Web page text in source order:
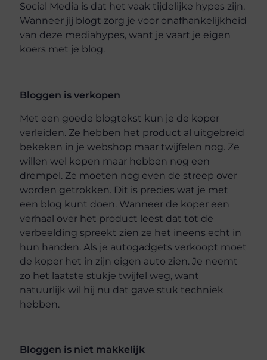
Social Media is dat het vaak tijdelijke hypes zijn.
Wanneer jij blogt zorg je voor onafhankelijkheid
van deze mediahypes, want je vaart je eigen
koers met je blog.
Bloggen is verkopen
Met een goede blogtekst kun je de koper
verleiden. Ze hebben het product al uitgebreid
bekeken in je webshop maar twijfelen nog. Ze
willen wel kopen maar hebben nog een
drempel. Ze moeten nog even de streep over
worden getrokken. Dit is precies wat je met
een blog kunt doen. Wanneer de koper een
verhaal over het product leest dat tot de
verbeelding spreekt zien ze het ineens echt in
hun handen. Als je autogadgets verkoopt moet
de koper het in zijn eigen auto zien. Je neemt
zo het laatste stukje twijfel weg, want
natuurlijk wil hij nu dat gave stuk techniek
hebben.
Bloggen is niet makkelijk